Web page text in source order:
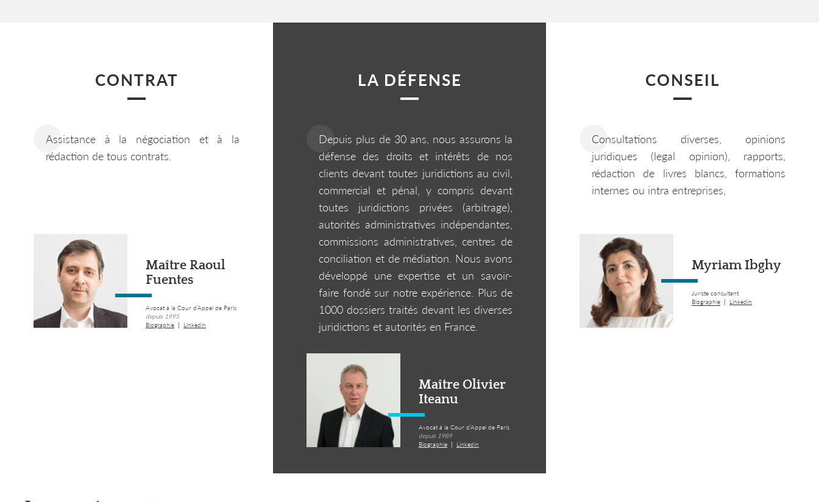
CONTRAT
Assistance à la négociation et à la
rédaction de tous contrats.
Maître Raoul
Fuentes
Avocat à la Cour d’Appel de Paris
depuis 1995
Biographie | Linkedin
LA DÉFENSE
Depuis plus de 30 ans, nous assurons la
défense des droits et intérêts de nos
clients devant toutes juridictions au civil,
commercial et pénal, y compris devant
toutes juridictions privées (arbitrage),
autorités administratives indépendantes,
commissions administratives, centres de
conciliation et de médiation. Nous avons
développé une expertise et un savoir-
faire fondé sur notre expérience. Plus de
1000 dossiers traités devant les diverses
juridictions et autorités en France.
Maître Olivier
Iteanu
Avocat à la Cour d’Appel de Paris
depuis 1989
Biographie | Linkedin
CONSEIL
Consultations diverses, opinions
juridiques (legal opinion), rapports,
rédaction de livres blancs, formations
internes ou intra entreprises,
Myriam Ibghy
Juriste consultant
Biographie | Linkedin